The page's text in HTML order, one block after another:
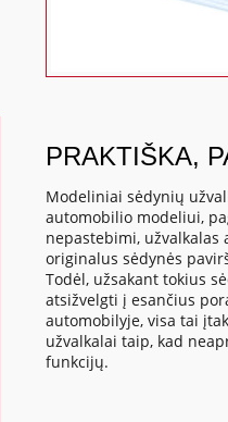
PRAKTIŠKA,
Modeliniai sėdynių
automobilio modeliui,
nepastebimi,
originalus sėdynės
Todėl, užsakant tokius
atsižvelgti į esančius
automobilyje, visa tai
užvalkalai taip, kad
funkcijų.